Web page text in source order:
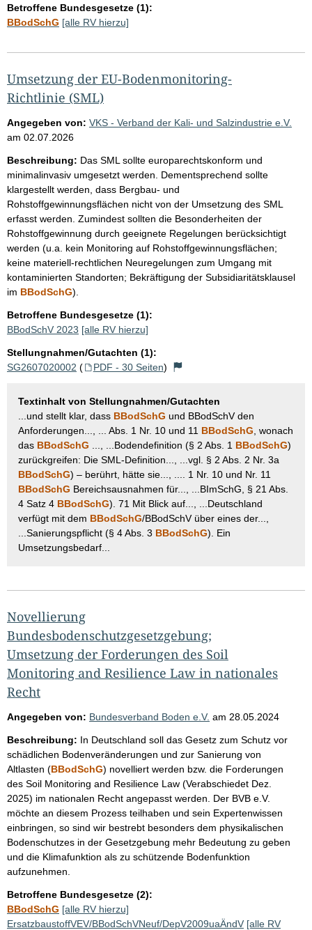
Betroffene Bundesgesetze (1):
BBodSchG [alle RV hierzu]
Umsetzung der EU-Bodenmonitoring-
Richtlinie (SML)
Angegeben von: VKS - Verband der Kali- und Salzindustrie e.V.
am 02.07.2026
Beschreibung: Das SML sollte europarechtskonform und
minimalinvasiv umgesetzt werden. Dementsprechend sollte
klargestellt werden, dass Bergbau- und
Rohstoffgewinnungsflächen nicht von der Umsetzung des SML
erfasst werden. Zumindest sollten die Besonderheiten der
Rohstoffgewinnung durch geeignete Regelungen berücksichtigt
werden (u.a. kein Monitoring auf Rohstoffgewinnungsflächen;
keine materiell-rechtlichen Neuregelungen zum Umgang mit
kontaminierten Standorten; Bekräftigung der Subsidiaritätsklausel
im BBodSchG).
Betroffene Bundesgesetze (1):
BBodSchV 2023 [alle RV hierzu]
Stellungnahmen/Gutachten (1):
SG2607020002 ( PDF - 30 Seiten)
Textinhalt von Stellungnahmen/Gutachten
...und stellt klar, dass BBodSchG und BBodSchV den
Anforderungen..., ... Abs. 1 Nr. 10 und 11 BBodSchG , wonach
das BBodSchG ..., ...Bodendefinition (§ 2 Abs. 1 BBodSchG)
zurückgreifen: Die SML-Definition..., ...vgl. § 2 Abs. 2 Nr. 3a
BBodSchG) – berührt, hätte sie..., .... 1 Nr. 10 und Nr. 11
BBodSchG Bereichsausnahmen für..., ...BImSchG, § 21 Abs.
4 Satz 4 BBodSchG). 71 Mit Blick auf..., ...Deutschland
verfügt mit dem BBodSchG/BBodSchV über eines der...,
...Sanierungspflicht (§ 4 Abs. 3 BBodSchG). Ein
Umsetzungsbedarf...
Novellierung
Bundesbodenschutzgesetzgebung;
Umsetzung der Forderungen des Soil
Monitoring and Resilience Law in nationales
Recht
Angegeben von: Bundesverband Boden e.V. am 28.05.2024
Beschreibung: In Deutschland soll das Gesetz zum Schutz vor
schädlichen Bodenveränderungen und zur Sanierung von
Altlasten (BBodSchG) novelliert werden bzw. die Forderungen
des Soil Monitoring and Resilience Law (Verabschiedet Dez.
2025) im nationalen Recht angepasst werden. Der BVB e.V.
möchte an diesem Prozess teilhaben und sein Expertenwissen
einbringen, so sind wir bestrebt besonders dem physikalischen
Bodenschutzes in der Gesetzgebung mehr Bedeutung zu geben
und die Klimafunktion als zu schützende Bodenfunktion
aufzunehmen.
Betroffene Bundesgesetze (2):
BBodSchG [alle RV hierzu]
ErsatzbaustoffVEV/BBodSchVNeuf/DepV2009uaÄndV [alle RV